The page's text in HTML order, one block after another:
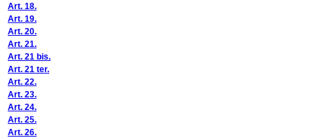
Art. 18.
Art. 19.
Art. 20.
Art. 21.
Art. 21 bis.
Art. 21 ter.
Art. 22.
Art. 23.
Art. 24.
Art. 25.
Art. 26.